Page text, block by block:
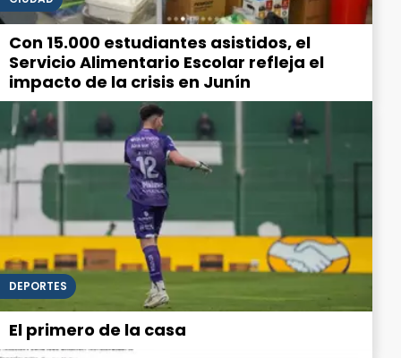
Con 15.000 estudiantes asistidos, el
Servicio Alimentario Escolar refleja el
impacto de la crisis en Junín
DEPORTES
El primero de la casa